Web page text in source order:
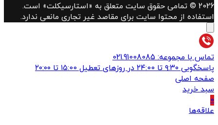
2026 © تمامی حقوق سایت متعلق به «استارسیکلت» است.
استفاده از محتوا سایت برای مقاصد غیر تجاری مانعی ندارد.
تماس با مجموعه: 021.91008085
پاسخگویی ۹:۳۰ تا ۲۴:00 در روزهای تعطیل ۱۵:00 تا ۲۰:۰۰
صفحه اصلی
سبد خرید
0
علاقه‌ها